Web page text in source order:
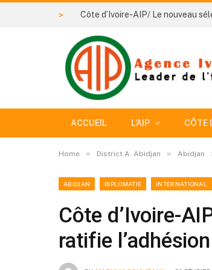
>
ACCUEIL L’AIP CÔTE
Home » District A. Abidjan » Abidjan
ABIDJAN DIPLOMATIE INTERNATIONAL
Côte d’Ivoire-
ratifie